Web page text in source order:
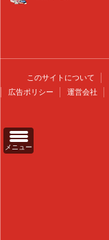
メニュー
このサイトについて
広告ポリシー
運営会社